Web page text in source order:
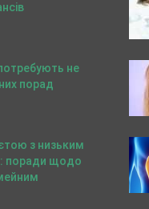
не
порад
з низьким
поради щодо